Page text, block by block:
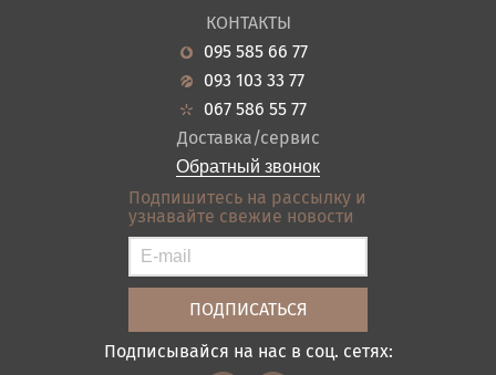
Гостиная
Кухня
Прихожие
Ванная
Акции
О нас
Новости
Гарантия
Кредит
Оплата и доставка
Отзывы
Контакты
Карта сайта
Условия покупки
КОНТАКТЫ
095 585 66 77
093 103 33 77
067 586 55 77
Доставка/сервис
Обратный звонок
Подпишитесь на рассылку и
узнавайте свежие новости
Подписывайся на нас в соц. сетях: